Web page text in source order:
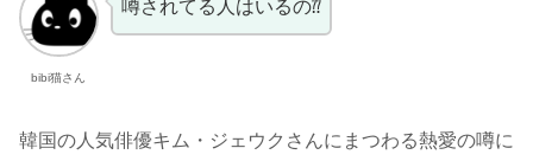
bibi猫さん
噂されてる人はいるの⁇
韓国の人気俳優キム・ジェウクさんにまつわる熱愛の噂に